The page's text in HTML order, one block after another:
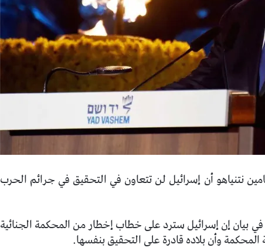
نتنياهو أن إسرائيل لن تتعاون في التحقيق في جرائم الحرب
بيان إن إسرائيل سترد على خطاب إخطار من المحكمة الجنائية
وأن بلاده قادرة على التحقيق بنفسها.